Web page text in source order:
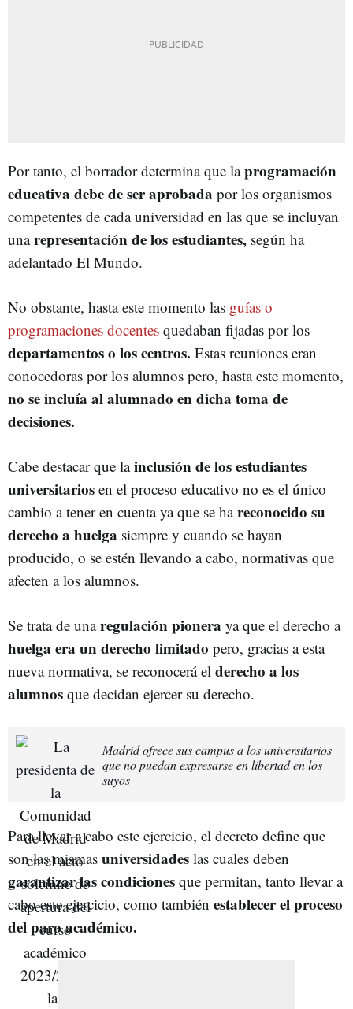
Por tanto, el borrador determina que laprogramación
educativa debe de ser aprobada por los organismos
competentes de cada universidad en las que se incluyan
unarepresentación de los estudiantes, según ha
adelantado El Mundo.
No obstante, hasta este momento las guías o
programaciones docentes quedaban fijadas por los
departamentos o los centros. Estas reuniones eran
conocedoras por los alumnos pero, hasta este momento,
no se incluía al alumnado en dicha toma de
decisiones.
Cabe destacar que lainclusión de los estudiantes
universitarios en el proceso educativo no es el único
cambio a tener en cuenta ya que se hareconocido su
derecho a huelga siempre y cuando se hayan
producido, o se estén llevando a cabo, normativas que
afecten a los alumnos.
Se trata de unaregulación pionera ya que el derecho a
huelga era un derecho limitado pero, gracias a esta
nueva normativa, se reconocerá el derecho a los
alumnos que decidan ejercer su derecho.
Madrid ofrece sus campus a los universitarios
que no puedan expresarse en libertad en los
suyos
Para llevar a cabo este ejercicio, el decreto define que
son las mismas universidades las cuales deben
garantizar las condiciones que permitan, tanto llevar a
cabo este ejercicio, como también establecer el proceso
del paro académico.